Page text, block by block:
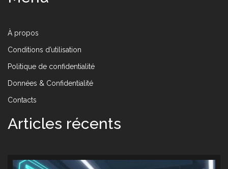
À propos
Conditions d’utilisation
Politique de confidentialité
Données & Confidentialité
Contacts
Articles récents